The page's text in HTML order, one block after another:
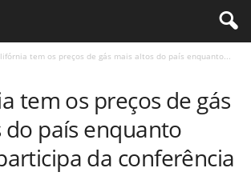
tem os preços de gás mais altos do país enquanto...
tem os preços de gás
do país enquanto
da conferência